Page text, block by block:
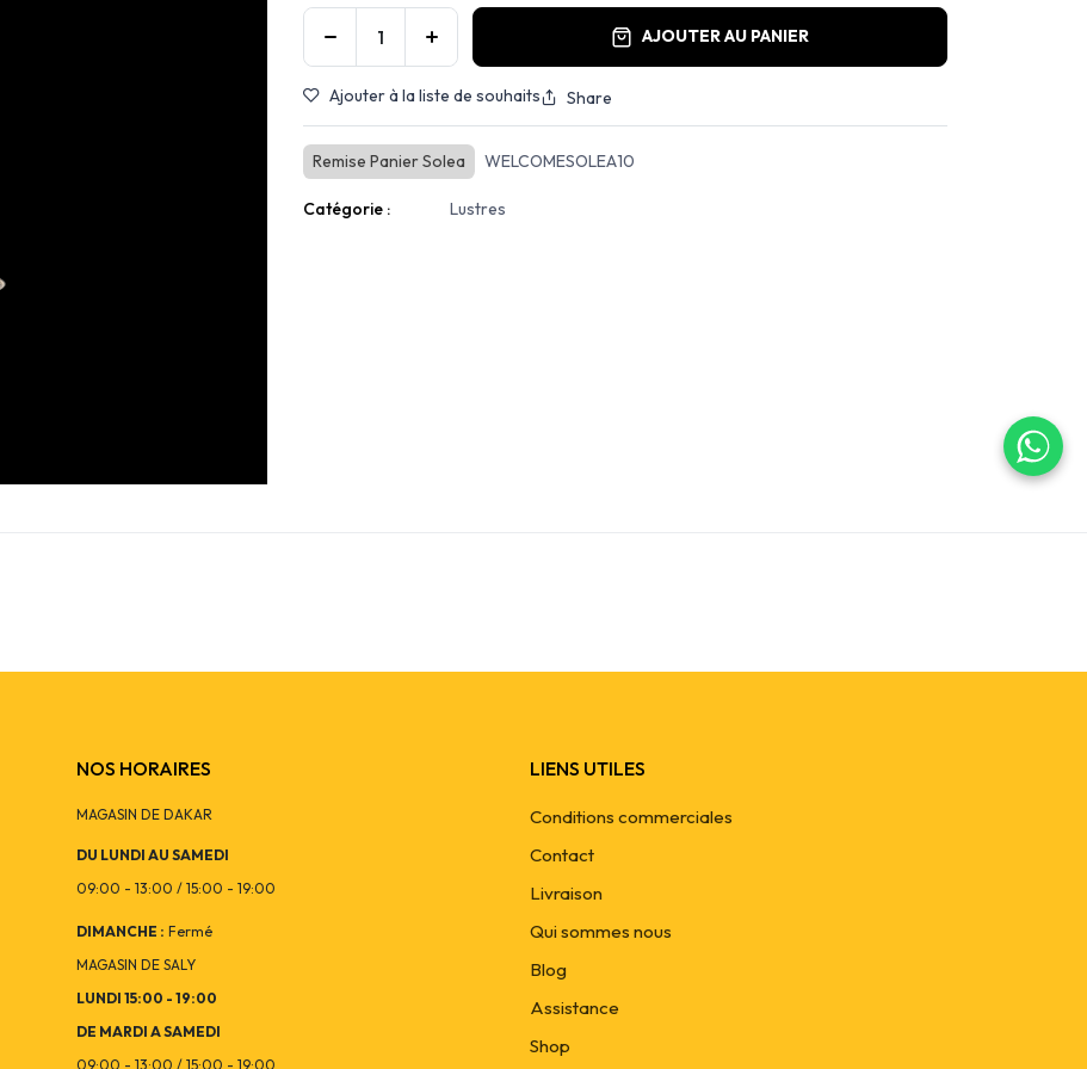
AJOUTER AU PANIER
Ajouter à la liste de souhaits Share
Remise Panier Solea WELCOMESOLEA10
Catégorie : Lustres
NOS HORAIRES
MAGASIN DE DAKAR
DU LUNDI AU SAMEDI
09:00 - 13:00 / 15:00 - 19:00
DIMANCHE : Fermé
MAGASIN DE SALY
LUNDI 15:00 - 19:00
DE MARDI A SAMEDI
09:00 - 13:00 / 15:00 - 19:00
LIENS UTILES
Conditions commerciales
Contact
Livraison
Qui sommes nous
Blog
Assistance
Shop